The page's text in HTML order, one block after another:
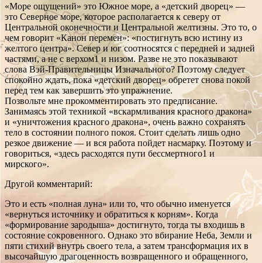
«Море ощущений» это Южное море, а «детский дворец» —
это Северное море, которое располагается к северу от
Центральной оконечности и Центральной желтизны. Это то, о
чем говорит «Канон перемен»: «постигнуть всю истину из
желтого центра». Север и юг соотносятся с передней и задней
частями, а не с верхом1 и низом. Разве не это показывают
слова Вэй-Правительницы Изначального? Поэтому следует
спокойно ждать, пока «детский дворец» обретет снова покой
перед тем как завершить это упражнение.
Позвольте мне прокомментировать это предписание.
Занимаясь этой техникой «вскармливания красного дракона»
и «уничтожения красного дракона», очень важно сохранять
тело в состоянии полного покоя. Стоит сделать лишь одно
резкое движение — и вся работа пойдет насмарку. Поэтому и
говориться, «здесь расходятся пути бессмертного1 и
мирского».
Другой комментарий:
Это и есть «полная луна» или то, что обычно именуется
«вернуться источнику и обратиться к корням». Когда
«формирование зародыша» достигнуто, тогда ты входишь в
состояние сокровенного. Однако это вбирание Неба, Земли и
пяти стихий внутрь своего тела, а затем трансформация их в
высочайшую драгоценность возвращенного и обращенного,